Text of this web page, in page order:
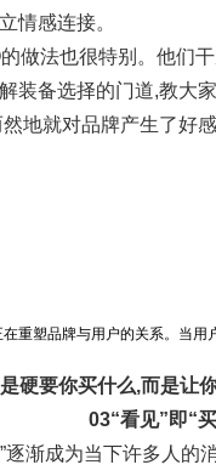
情感连接。
做法也很特别。他们
装备选择的门道,教大
地就对品牌产生了好感
重塑品牌与用户的关系。当用
硬要你买什么,而是让
03“看见”即“
逐渐成为当下许多人